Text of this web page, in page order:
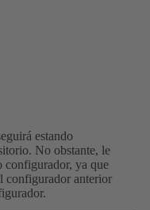
estando
No obstante, le
configurador, ya que
configurador anterior